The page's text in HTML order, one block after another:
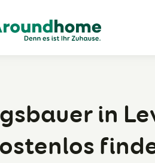
in